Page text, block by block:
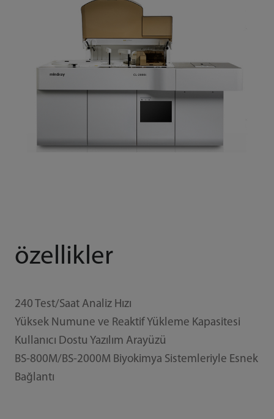
özellikler
240 Test/Saat Analiz Hızı
Yüksek Numune ve Reaktif Yükleme Kapasitesi
Kullanıcı Dostu Yazılım Arayüzü
BS-800M/BS-2000M Biyokimya Sistemleriyle Esnek
Bağlantı